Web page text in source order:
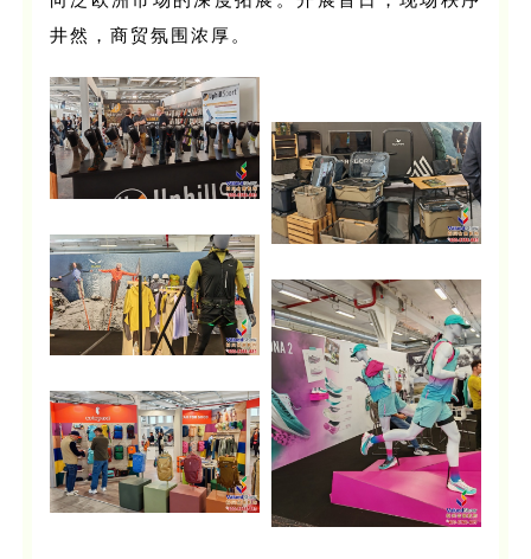
井然，商贸氛围浓厚。